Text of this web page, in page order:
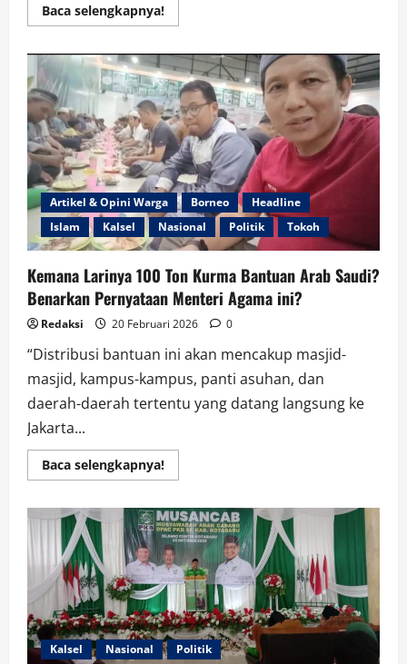
Baca selengkapnya!Read
more
Law
Suit
di
PN
Palangka
Raya
Gugat
Mantan
dan
Gubernur
Kalteng
Artikel & Opini Warga Borneo
Headline
Islam
Kalsel Nasional Politik Tokoh
Kemana Larinya 100 Ton Kurma Bantuan Arab Saudi?
Benarkan Pernyataan Menteri Agama ini?
Redaksi 20 Februari 2026 0
“Distribusi bantuan ini akan mencakup masjid-
masjid, kampus-kampus, panti asuhan, dan
daerah-daerah tertentu yang datang langsung ke
Jakarta...
Baca selengkapnya!Read
more
Larinya
100
Ton
Kurma
Bantuan
Arab
Saudi?
Benarkan
Pernyataan
Menteri
Agama
ini?
Kalsel Nasional Politik